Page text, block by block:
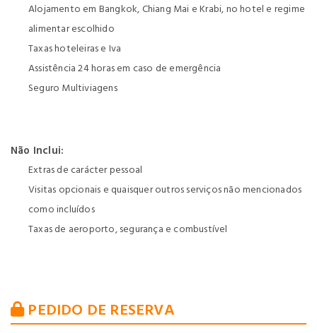
Alojamento em Bangkok, Chiang Mai e Krabi, no hotel e regime
alimentar escolhido
Taxas hoteleiras e Iva
Assistência 24 horas em caso de emergência
Seguro Multiviagens
Não Inclui:
Extras de carácter pessoal
Visitas opcionais e quaisquer outros serviços não mencionados
como incluídos
Taxas de aeroporto, segurança e combustível
PEDIDO DE RESERVA